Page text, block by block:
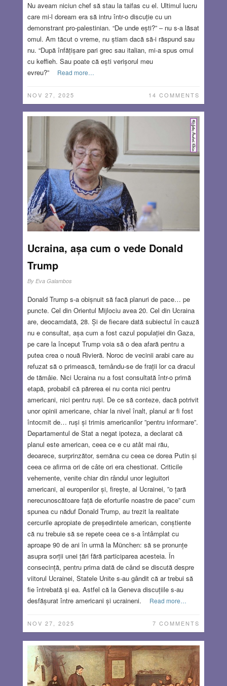
Nu aveam niciun chef să stau la taifas cu el. Ultimul lucru
care mi-l doream era să intru într-o discuție cu un
demonstrant pro-palestinian. “De unde ești?” – nu s-a lăsat
omul. Am tăcut o vreme, nu știam dacă să-i răspund sau
nu. “După înfățișare pari grec sau italian, mi-a spus omul
cu keffieh. Sau poate că ești verișorul meu
evreu?”
Read more…
NOV 27, 2025 14 COMMENTS
Ucraina, așa cum o vede Donald
Trump
By Eva Galambos
Donald Trump s-a obișnuit să facă planuri de pace… pe
puncte. Cel din Orientul Mijlociu avea 20. Cel din Ucraina
are, deocamdată, 28. Și de fiecare dată subiectul în cauză
nu e consultat, așa cum a fost cazul populației din Gaza,
pe care la început Trump voia să o dea afară pentru a
putea crea o nouă Rivieră. Noroc de vecinii arabi care au
refuzat să o primească, temându-se de frații lor ca dracul
de tămâie. Nici Ucraina nu a fost consultată într-o primă
etapă, probabil că părerea ei nu conta nici pentru
americani, nici pentru ruși. De ce să conteze, dacă potrivit
unor opinii americane, chiar la nivel înalt, planul ar fi fost
întocmit de… ruși și trimis americanilor ”pentru informare”.
Departamentul de Stat a negat ipoteza, a declarat că
planul este american, ceea ce e cu atât mai rău,
deoarece, surprinzător, semăna cu ceea ce dorea Putin și
ceea ce afirma ori de câte ori era chestionat. Criticile
vehemente, venite chiar din rândul unor legiuitori
americani, al europenilor și, firește, al Ucrainei, ”o țară
nerecunoscătoare față de eforturile noastre de pace” cum
spunea cu năduf Donald Trump, au trezit la realitate
cercurile apropiate de președintele american, conștiente
că nu trebuie să se repete ceea ce s-a întâmplat cu
aproape 90 de ani în urmă la München: să se pronunțe
asupra sorții unei țări fără participarea acesteia. În
consecință, pentru prima dată de când se discută despre
viitorul Ucrainei, Statele Unite s-au gândit că ar trebui să
fie întrebată şi ea. Astfel că la Geneva discuțiile s-au
desfășurat între americani și ucraineni.
Read more…
NOV 27, 2025 7 COMMENTS